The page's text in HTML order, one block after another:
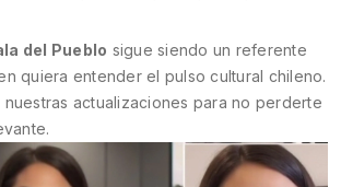
del Pueblo sigue siendo un referente
quiera entender el pulso cultural chileno.
actualizaciones para no perderte